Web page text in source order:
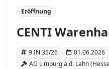
Eröffnung
CENTI
9 IN 35/26
01.06.2026
AG Limburg a.d. Lahn